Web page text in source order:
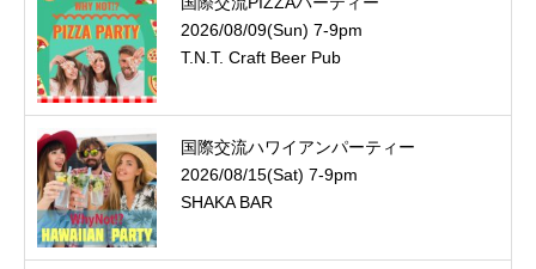
2026/08/09(Sun) 7-9pm
T.N.T. Craft Beer Pub
国際交流ハワイアンパーティー
2026/08/15(Sat) 7-9pm
SHAKA BAR